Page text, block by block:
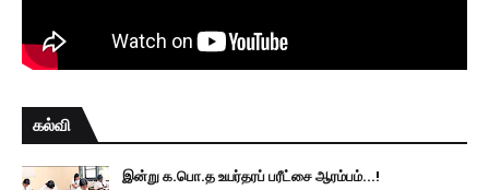
கல்வி
இன்று க.பொ.த உயர்தரப் பரீட்சை ஆரம்பம்...!